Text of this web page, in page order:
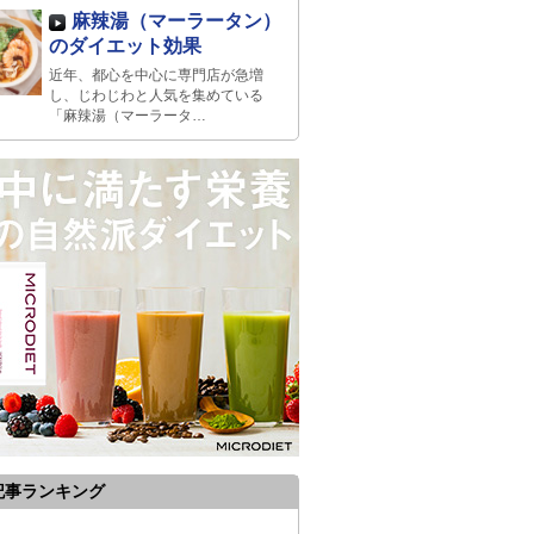
麻辣湯（マーラータン）
のダイエット効果
近年、都心を中心に専門店が急増
し、じわじわと人気を集めている
「麻辣湯（マーラータ…
事ランキング